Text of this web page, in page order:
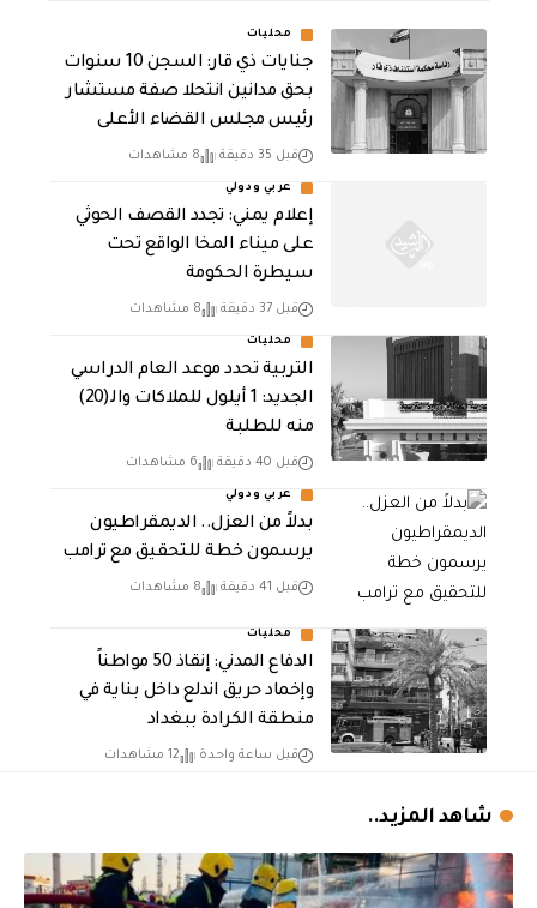
محليات
جنايات ذي قار: السجن 10 سنوات
بحق مدانين انتحلا صفة مستشار
رئيس مجلس القضاء الأعلى
قبل 35 دقيقة 8 مشاهدات
عربي ودولي
إعلام يمني: تجدد القصف الحوثي
على ميناء المخا الواقع تحت
سيطرة الحكومة
قبل 37 دقيقة 8 مشاهدات
محليات
التربية تحدد موعد العام الدراسي
الجديد: 1 أيلول للملاكات والـ(20)
منه للطلبة
قبل 40 دقيقة 6 مشاهدات
عربي ودولي
بدلاً من العزل.. الديمقراطيون
يرسمون خطة للتحقيق مع ترامب
قبل 41 دقيقة 8 مشاهدات
محليات
الدفاع المدني: إنقاذ 50 مواطناً
وإخماد حريق اندلع داخل بناية في
منطقة الكرادة ببغداد
قبل ساعة واحدة 12 مشاهدات
شاهد المزيد..